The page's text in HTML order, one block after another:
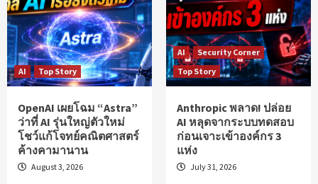
AI Top Story
OpenAI เผยโฉม “Astra”
ว่าที่ AI รุ่นใหญ่ตัวใหม่
โชว์แก้โจทย์คณิตศาสตร์
ค้างคามานาน
August 3, 2026
AI
Security Corner
Top Story
Anthropic พลาด! ปล่อย
AI หลุดจากระบบทดสอบ
ก่อนเจาะเข้าองค์กร 3
แห่ง
July 31, 2026